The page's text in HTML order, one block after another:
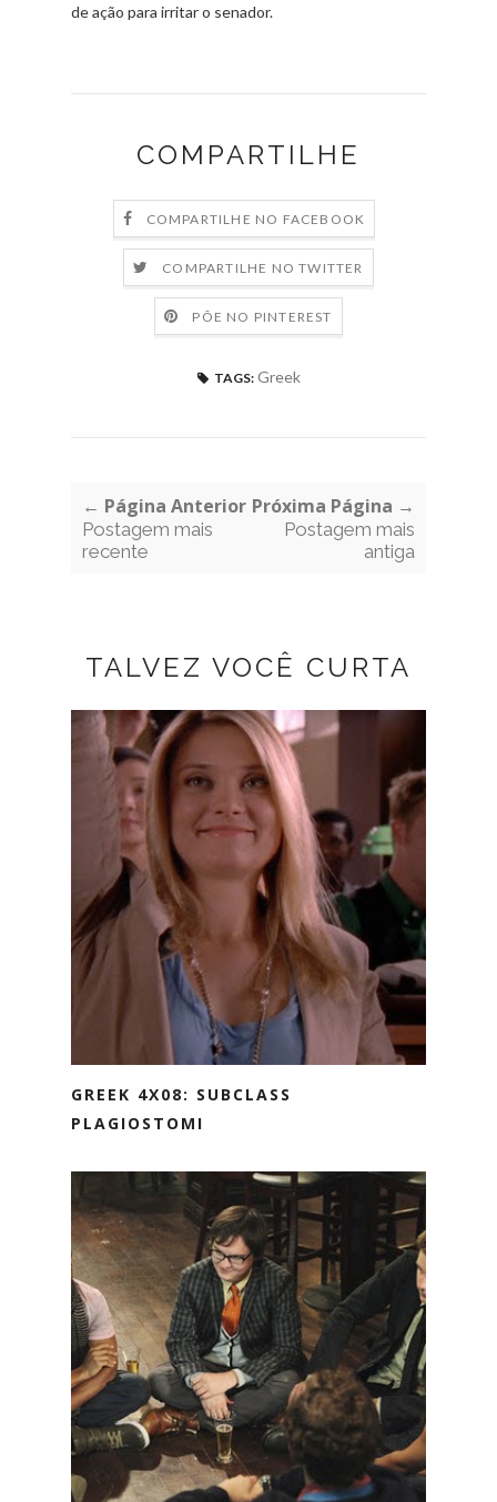
de ação para irritar o senador.
COMPARTILHE
COMPARTILHE NO FACEBOOK
COMPARTILHE NO TWITTER
PÕE NO PINTEREST
TAGS: Greek
← Página Anterior
Postagem mais
recente
Próxima Página →
Postagem mais
antiga
TALVEZ VOCÊ CURTA
GREEK 4X08: SUBCLASS
PLAGIOSTOMI